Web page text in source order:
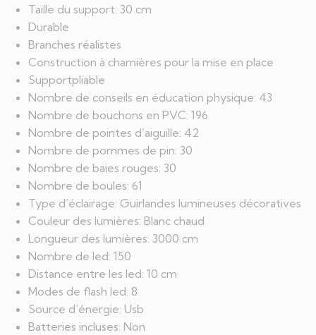
Taille du support: 30 cm
Durable
Branches réalistes
Construction à charnières pour la mise en place
Supportpliable
Nombre de conseils en éducation physique: 43
Nombre de bouchons en PVC: 196
Nombre de pointes d’aiguille: 42
Nombre de pommes de pin: 30
Nombre de baies rouges: 30
Nombre de boules: 61
Type d’éclairage: Guirlandes lumineuses décoratives
Couleur des lumières: Blanc chaud
Longueur des lumières: 3000 cm
Nombre de led: 150
Distance entre les led: 10 cm
Modes de flash led: 8
Source d’énergie: Usb
Batteries incluses: Non